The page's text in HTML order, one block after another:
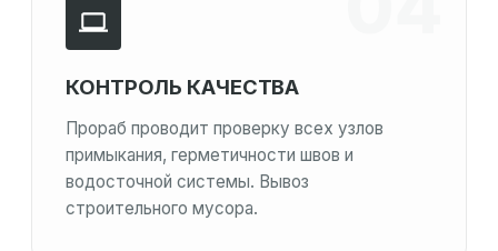
КОНТРОЛЬ КАЧЕСТВА
Прораб проводит проверку всех узлов
примыкания, герметичности швов и
водосточной системы. Вывоз
строительного мусора.